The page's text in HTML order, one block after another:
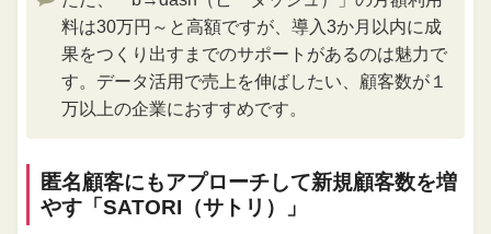
料は30万円～と高額ですが、導入3か月以内に成
果をつくり出すまでのサポートがあるのは魅力で
す。データ活用で売上を伸ばしたい、顧客数が１
万以上の企業におすすめです。
匿名顧客にもアプローチして新規顧客数を増
やす「SATORI（サトリ）」